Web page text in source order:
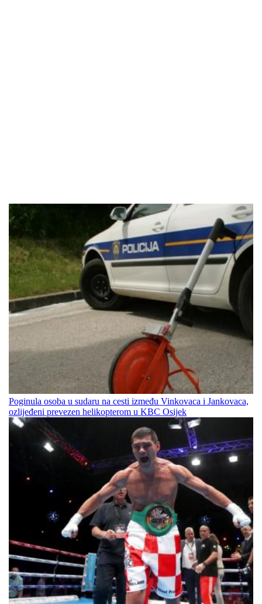
Poginula osoba u sudaru na cesti između Vinkovaca i Jankovaca,
ozlijeđeni prevezen helikopterom u KBC Osijek